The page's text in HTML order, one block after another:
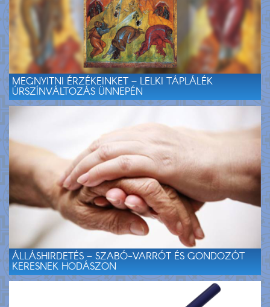
MEGNYITNI ÉRZÉKEINKET – LELKI TÁPLÁLÉK
ÚRSZÍNVÁLTOZÁS ÜNNEPÉN
ÁLLÁSHIRDETÉS – SZABÓ-VARRÓT ÉS GONDOZÓT
KERESNEK HODÁSZON